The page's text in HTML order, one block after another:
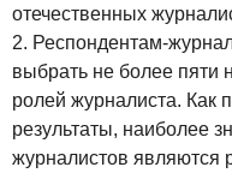
отечественных
2. Респондентам-
выбрать не более пяти
ролей журналиста. Как
результаты, наиболее
журналистов являются